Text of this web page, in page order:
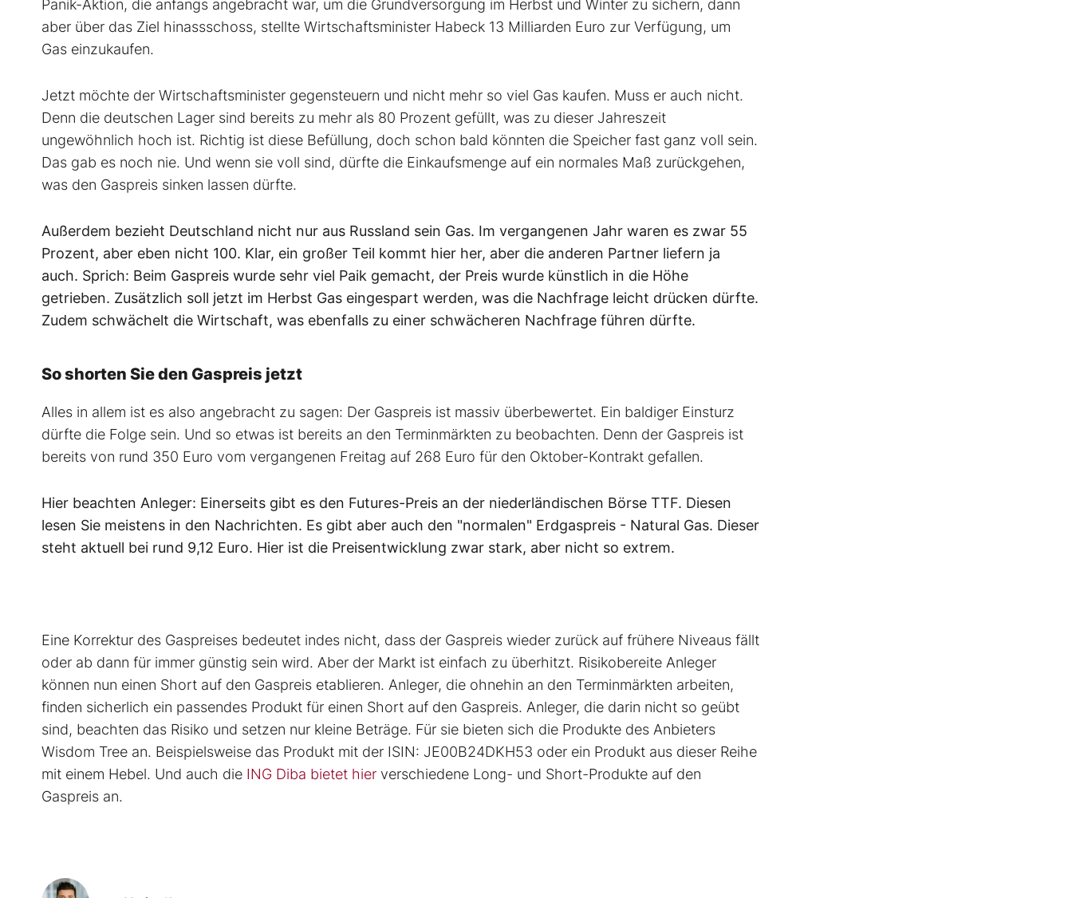
Panik-Aktion, die anfangs angebracht war, um die Grundversorgung im Herbst und Winter zu sichern, dann
aber über das Ziel hinassschoss, stellte Wirtschaftsminister Habeck 13 Milliarden Euro zur Verfügung, um
Gas einzukaufen.
Jetzt möchte der Wirtschaftsminister gegensteuern und nicht mehr so viel Gas kaufen. Muss er auch nicht.
Denn die deutschen Lager sind bereits zu mehr als 80 Prozent gefüllt, was zu dieser Jahreszeit
ungewöhnlich hoch ist. Richtig ist diese Befüllung, doch schon bald könnten die Speicher fast ganz voll sein.
Das gab es noch nie. Und wenn sie voll sind, dürfte die Einkaufsmenge auf ein normales Maß zurückgehen,
was den Gaspreis sinken lassen dürfte.
Außerdem bezieht Deutschland nicht nur aus Russland sein Gas. Im vergangenen Jahr waren es zwar 55
Prozent, aber eben nicht 100. Klar, ein großer Teil kommt hier her, aber die anderen Partner liefern ja
auch. Sprich: Beim Gaspreis wurde sehr viel Paik gemacht, der Preis wurde künstlich in die Höhe
getrieben. Zusätzlich soll jetzt im Herbst Gas eingespart werden, was die Nachfrage leicht drücken dürfte.
Zudem schwächelt die Wirtschaft, was ebenfalls zu einer schwächeren Nachfrage führen dürfte.
So shorten Sie den Gaspreis jetzt
Alles in allem ist es also angebracht zu sagen: Der Gaspreis ist massiv überbewertet. Ein baldiger Einsturz
dürfte die Folge sein. Und so etwas ist bereits an den Terminmärkten zu beobachten. Denn der Gaspreis ist
bereits von rund 350 Euro vom vergangenen Freitag auf 268 Euro für den Oktober-Kontrakt gefallen.
Hier beachten Anleger: Einerseits gibt es den Futures-Preis an der niederländischen Börse TTF. Diesen
lesen Sie meistens in den Nachrichten. Es gibt aber auch den "normalen" Erdgaspreis - Natural Gas. Dieser
steht aktuell bei rund 9,12 Euro. Hier ist die Preisentwicklung zwar stark, aber nicht so extrem.
Eine Korrektur des Gaspreises bedeutet indes nicht, dass der Gaspreis wieder zurück auf frühere Niveaus fällt
oder ab dann für immer günstig sein wird. Aber der Markt ist einfach zu überhitzt. Risikobereite Anleger
können nun einen Short auf den Gaspreis etablieren. Anleger, die ohnehin an den Terminmärkten arbeiten,
finden sicherlich ein passendes Produkt für einen Short auf den Gaspreis. Anleger, die darin nicht so geübt
sind, beachten das Risiko und setzen nur kleine Beträge. Für sie bieten sich die Produkte des Anbieters
Wisdom Tree an. Beispielsweise das Produkt mit der ISIN: JE00B24DKH53 oder ein Produkt aus dieser Reihe
mit einem Hebel. Und auch die ING Diba bietet hier verschiedene Long- und Short-Produkte auf den
Gaspreis an.